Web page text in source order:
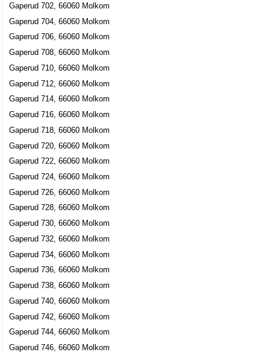
Gaperud 702, 66060 Molkom
Gaperud 704, 66060 Molkom
Gaperud 706, 66060 Molkom
Gaperud 708, 66060 Molkom
Gaperud 710, 66060 Molkom
Gaperud 712, 66060 Molkom
Gaperud 714, 66060 Molkom
Gaperud 716, 66060 Molkom
Gaperud 718, 66060 Molkom
Gaperud 720, 66060 Molkom
Gaperud 722, 66060 Molkom
Gaperud 724, 66060 Molkom
Gaperud 726, 66060 Molkom
Gaperud 728, 66060 Molkom
Gaperud 730, 66060 Molkom
Gaperud 732, 66060 Molkom
Gaperud 734, 66060 Molkom
Gaperud 736, 66060 Molkom
Gaperud 738, 66060 Molkom
Gaperud 740, 66060 Molkom
Gaperud 742, 66060 Molkom
Gaperud 744, 66060 Molkom
Gaperud 746, 66060 Molkom